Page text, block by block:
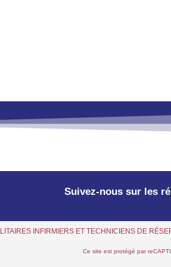
Suivez-nous sur les
INFIRMIERS ET TECHNICIENS DE
Ce site est protégé par